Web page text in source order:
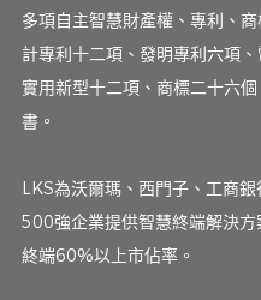
多項自主智慧財產權、專利、
計專利十二項、發明專利六項
實用新型十二項、商標二十六
書。
LKS為沃爾瑪、西門子、工商
500強企業提供智慧終端解決
終端60%以上市佔率。